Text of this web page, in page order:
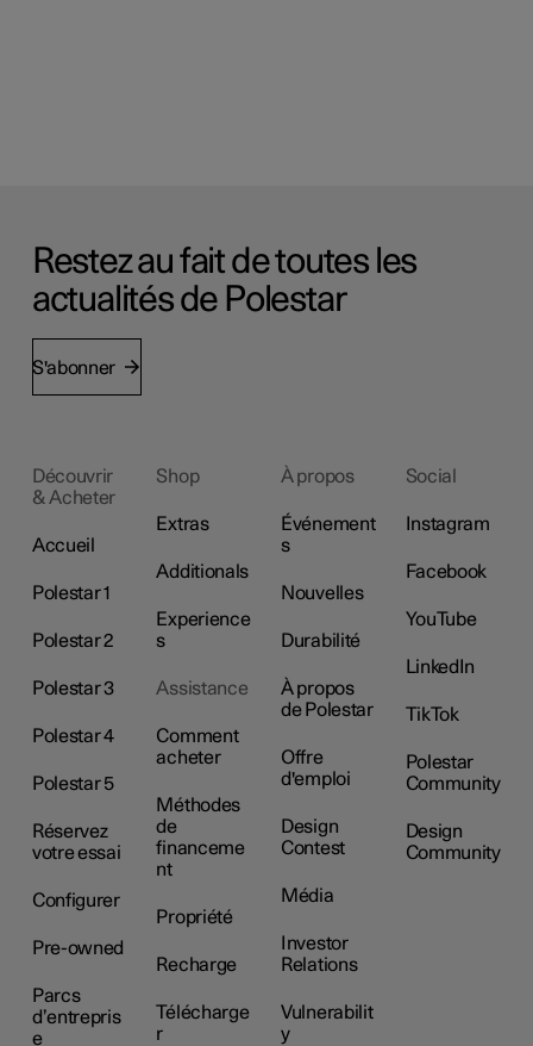
Restez au fait de toutes les
actualités de Polestar
S'abonner
Découvrir
& Acheter
Accueil
Polestar 1
Polestar 2
Polestar 3
Polestar 4
Polestar 5
Réservez
votre essai
Configurer
Pre-owned
Parcs
d’entrepris
e
Shop
Extras
Additionals
Experience
s
Assistance
Comment
acheter
Méthodes
de
financeme
nt
Propriété
Recharge
Télécharge
r
À propos
Événement
s
Nouvelles
Durabilité
À propos
de Polestar
Offre
d'emploi
Design
Contest
Média
Investor
Relations
Vulnerabilit
y
Social
Instagram
Facebook
YouTube
LinkedIn
TikTok
Polestar
Community
Design
Community